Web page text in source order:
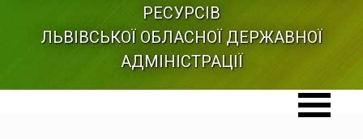
РЕСУРСІВ
ЛЬВІВСЬКОЇ ОБЛАСНОЇ ДЕРЖАВНОЇ
АДМІНІСТРАЦІЇ